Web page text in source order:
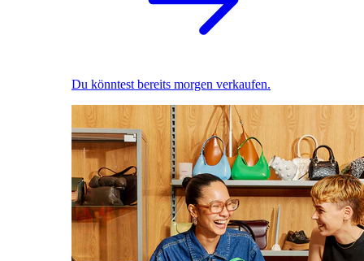
Du könntest bereits morgen verkaufen.